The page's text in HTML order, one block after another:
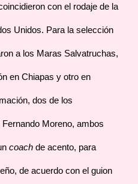
con el rodaje de la
Unidos. Para la selección
a los Maras Salvatruchas,
en Chiapas y otro en
dos de los
Moreno, ambos
coach de acento, para
de acuerdo con el guion